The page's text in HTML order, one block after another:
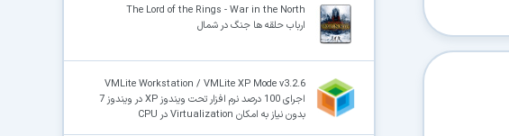
The Lord of the Rings - War in the North
ارباب حلقه ها جنگ در شمال
VMLite Workstation / VMLite XP Mode v3.2.6
اجرای 100 درصد نرم افزار تحت ویندوز XP‌ در ویندوز 7
بدون نیاز به امکان Virtualization در CPU